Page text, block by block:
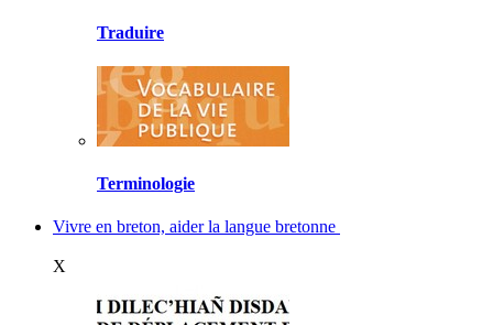
Traduire
Terminologie
Vivre en breton, aider la langue bretonne
X